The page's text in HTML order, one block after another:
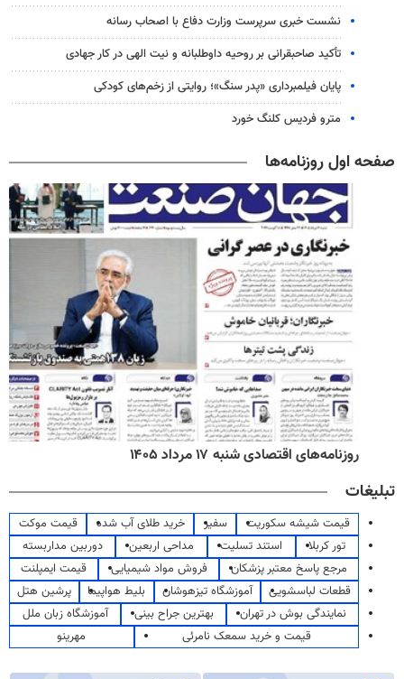
نشست خبری سرپرست وزارت دفاع با اصحاب رسانه
تأکید صاحبقرانی بر روحیه داوطلبانه و نیت الهی در کار جهادی
پایان فیلمبرداری «پدر سنگ»؛ روایتی از زخم‌های کودکی
مترو فردیس کلنگ خورد
صفحه اول روزنامه‌ها
روزنامه‌های اقتصادی شنبه ۱۷ مرداد ۱۴۰۵
تبلیغات
قیمت شیشه سکوریت سفیر خرید طلای آب شده
قیمت موکت
تور کربلا
استند تسلیت مداحی اربعین
دوربین مداربسته
مرجع پاسخ معتبر پزشکان
فروش مواد شیمیایی
قیمت ایمپلنت
قطعات لباسشویی
آموزشگاه تیزهوشان بلیط هواپیما
پرشین هتل
نمایندگی بوش در تهران
بهترین جراح بینی
آموزشگاه زبان ملل
قیمت و خرید سمعک نامرئی
مهرینو